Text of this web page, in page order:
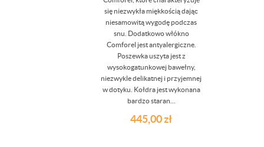
się niezwykła miękkością dając
niesamowitą wygodę podczas
snu. Dodatkowo włókno
Comforel jest antyalergiczne.
Poszewka uszyta jest z
wysokogatunkowej bawełny,
niezwykle delikatnej i przyjemnej
w dotyku. Kołdra jest wykonana
bardzo staran...
445,00zł